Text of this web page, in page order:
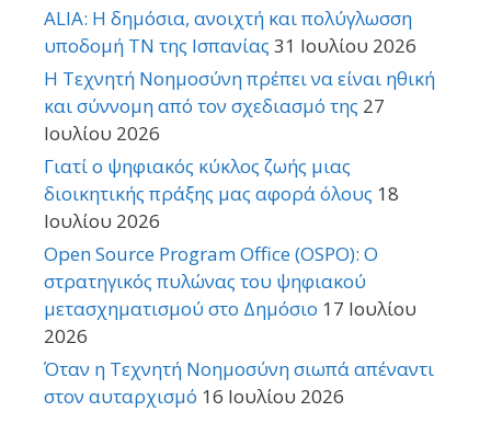
ALIA: Η δημόσια, ανοιχτή και πολύγλωσση
υποδομή ΤΝ της Ισπανίας 31 Ιουλίου 2026
Η Τεχνητή Νοημοσύνη πρέπει να είναι ηθική
και σύννομη από τον σχεδιασμό της 27
Ιουλίου 2026
Γιατί ο ψηφιακός κύκλος ζωής μιας
διοικητικής πράξης μας αφορά όλους 18
Ιουλίου 2026
Open Source Program Office (OSPO): Ο
στρατηγικός πυλώνας του ψηφιακού
μετασχηματισμού στο Δημόσιο 17 Ιουλίου
2026
Όταν η Τεχνητή Νοημοσύνη σιωπά απέναντι
στον αυταρχισμό 16 Ιουλίου 2026